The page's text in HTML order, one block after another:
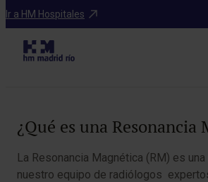
Ir a HM Hospitales
Diagnosticos
¿Qué es una Resonancia
La Resonancia Magnética (RM) es
nuestro equipo de radiólogos